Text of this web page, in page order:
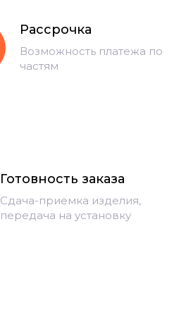
Рассрочка
Возможность платежа по
частям
Готовность заказа
Сдача-приемка изделия,
передача на установку